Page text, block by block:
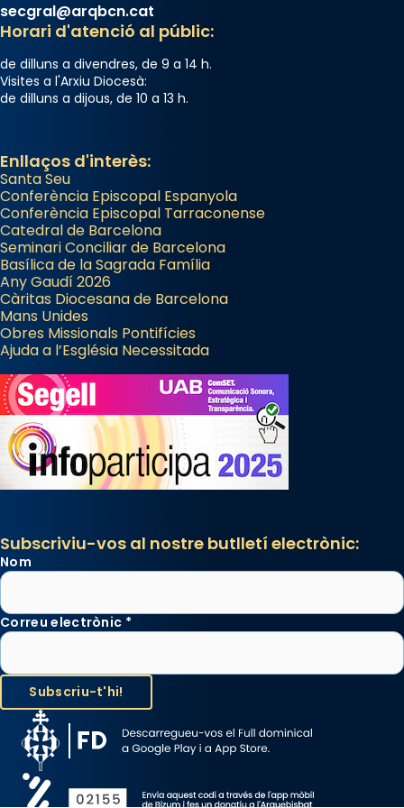
secgral@arqbcn.cat
Horari d'atenció al públic:
de dilluns a divendres, de 9 a 14 h.
Visites a l'Arxiu Diocesà:
de dilluns a dijous, de 10 a 13 h.
Enllaços d'interès:
Santa Seu
Conferència Episcopal Espanyola
Conferència Episcopal Tarraconense
Catedral de Barcelona
Seminari Conciliar de Barcelona
Basílica de la Sagrada Família
Any Gaudí 2026
Càritas Diocesana de Barcelona
Mans Unides
Obres Missionals Pontifícies
Ajuda a l’Església Necessitada
Subscriviu-vos al nostre butlletí electrònic:
Nom
Correu electrònic *